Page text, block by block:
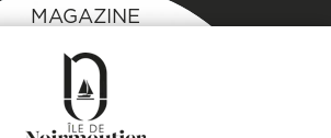
MAGAZINE
Inspirez-vous et
préparez votre séjour
sur l'île de Noirmoutier !